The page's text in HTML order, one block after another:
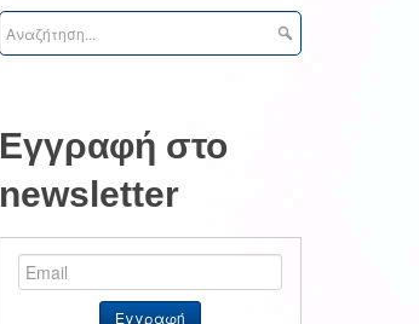
Εγγραφή στο
newsletter